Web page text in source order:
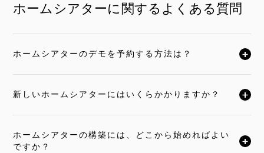
ホームシアターに関するよくある質問
ホームシアターのデモを予約する方法は？
クリックすると全文がお読みいただけます
新しいホームシアターにはいくらかかりますか？
クリックすると全文がお読みいただけます
ホームシアターの構築には、どこから始めればよい
ですか？
クリックすると全文がお読みいただけます